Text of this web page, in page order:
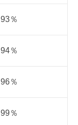
93％
94％
96％
99％